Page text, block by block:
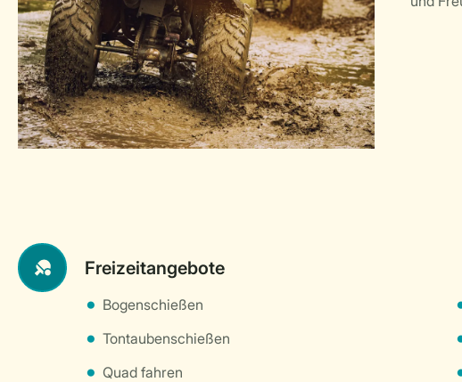
Freizeitangebote
Bogenschießen
Tontaubenschießen
Quad fahren